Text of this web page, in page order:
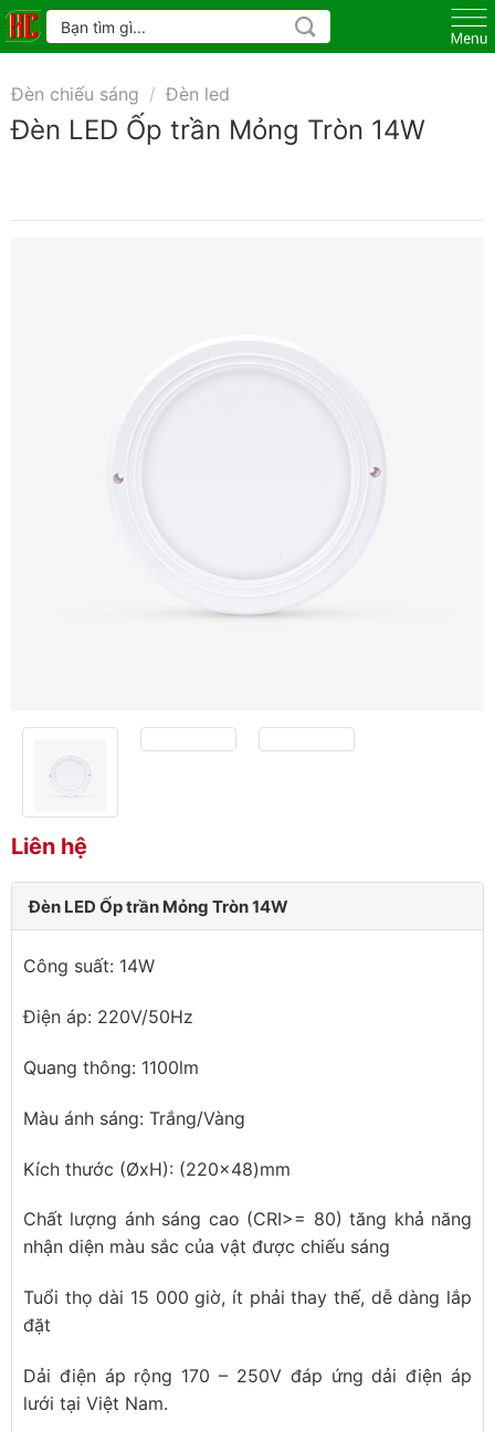
Skip
to
Tìm
kiếm:
Đèn chiếu sáng / Đèn led
Đèn LED Ốp trần Mỏng Tròn 14W
Liên hệ
Đèn LED Ốp trần Mỏng Tròn 14W
Công suất: 14W
Điện áp: 220V/50Hz
Quang thông: 1100lm
Màu ánh sáng: Trắng/Vàng
Kích thước (ØxH): (220×48)mm
Chất lượng ánh sáng cao (CRI>= 80) tăng khả năng
nhận diện màu sắc của vật được chiếu sáng
Tuổi thọ dài 15 000 giờ, ít phải thay thế, dễ dàng lắp
đặt
Dải điện áp rộng 170 – 250V đáp ứng dải điện áp
lưới tại Việt Nam.